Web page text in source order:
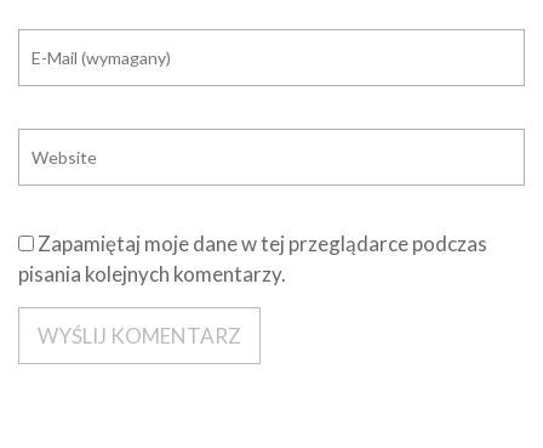
Zapamiętaj moje dane w tej przeglądarce podczas
pisania kolejnych komentarzy.